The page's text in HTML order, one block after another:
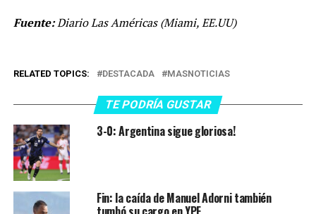
Fuente:Diario Las Américas (Miami, EE.UU)
RELATED TOPICS: DESTACADA MASNOTICIAS
TE PODRÍA GUSTAR
3-0: Argentina sigue gloriosa!
Fin: la caída de Manuel Adorni también